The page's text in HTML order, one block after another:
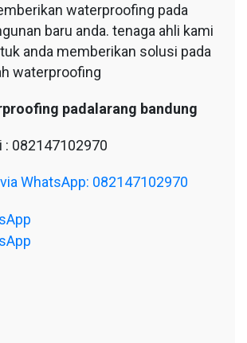
waterproofing pada
baru anda. tenaga ahli kami
anda memberikan solusi pada
waterproofing
padalarang bandung
: 082147102970
WhatsApp: 082147102970